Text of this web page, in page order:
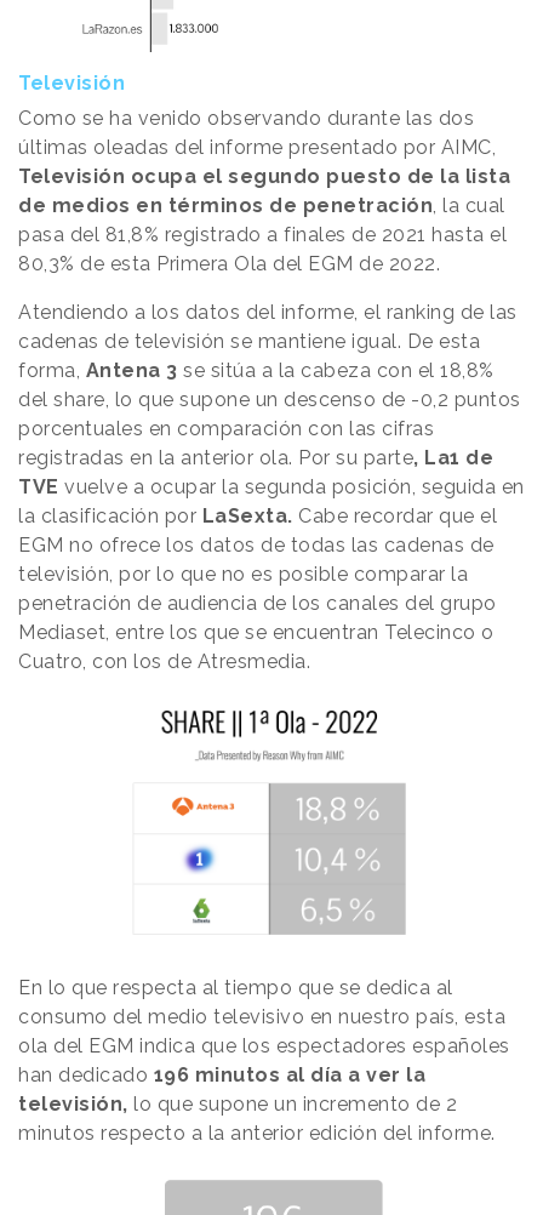
Televisión
Como se ha venido observando durante las dos
últimas oleadas del informe presentado por AIMC,
Televisión ocupa el segundo puesto de la lista
de medios en términos de penetración , la cual
pasa del 81,8% registrado a finales de 2021 hasta el
80,3% de esta Primera Ola del EGM de 2022.
Atendiendo a los datos del informe, el ranking de las
cadenas de televisión se mantiene igual. De esta
forma, Antena 3 se sitúa a la cabeza con el 18,8%
del share, lo que supone un descenso de -0,2 puntos
porcentuales en comparación con las cifras
registradas en la anterior ola. Por su parte, La1 de
TVE vuelve a ocupar la segunda posición, seguida en
la clasificación por LaSexta. Cabe recordar que el
EGM no ofrece los datos de todas las cadenas de
televisión, por lo que no es posible comparar la
penetración de audiencia de los canales del grupo
Mediaset, entre los que se encuentran Telecinco o
Cuatro, con los de Atresmedia.
En lo que respecta al tiempo que se dedica al
consumo del medio televisivo en nuestro país, esta
ola del EGM indica que los espectadores españoles
han dedicado 196 minutos al día a ver la
televisión, lo que supone un incremento de 2
minutos respecto a la anterior edición del informe.